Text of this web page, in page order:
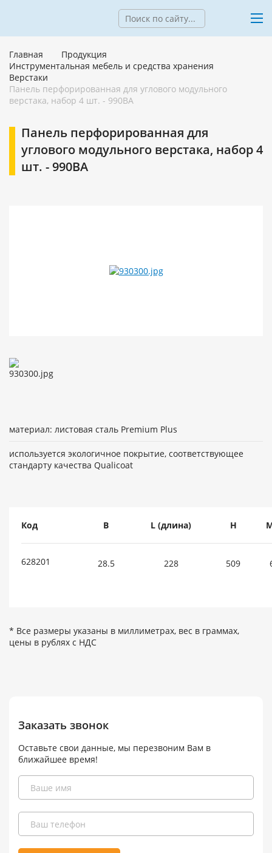
Главная
Продукция
Инструментальная мебель и средства хранения
Верстаки
Панель перфорированная для углового модульного
верстака, набор 4 шт. - 990BA
Панель перфорированная для
углового модульного верстака, набор 4
шт. - 990BA
материал: листовая сталь Premium Plus
используется экологичное покрытие, соответствующее
стандарту качества Qualicoat
Код B L (длина) H
628201 28.5 228 509
* Все размеры указаны в миллиметрах, вес в граммах,
цены в рублях с НДС
Заказать звонок
Оставьте свои данные, мы перезвоним Вам в
ближайшее время!